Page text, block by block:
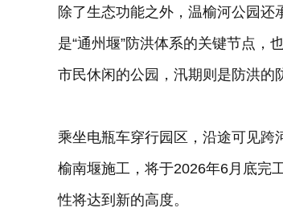
除了生态功能之外，温榆河公园还
是“通州堰”防洪体系的关键节点，
市民休闲的公园，汛期则是防洪的
乘坐电瓶车穿行园区，沿途可见跨
榆南堰施工，将于2026年6月底完
性将达到新的高度。